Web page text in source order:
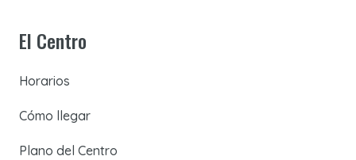
El Centro
Horarios
Cómo llegar
Plano del Centro